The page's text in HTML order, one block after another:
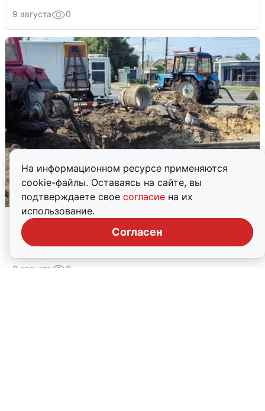
На информационном ресурсе применяются
cookie-файлы. Оставаясь на сайте, вы
подтверждаете свое согласие на их
использование.
Согласен
9 августа 0
РВК-Воронеж показал ход работ,
оставивших без воды половину
Воронежа
8 августа 0